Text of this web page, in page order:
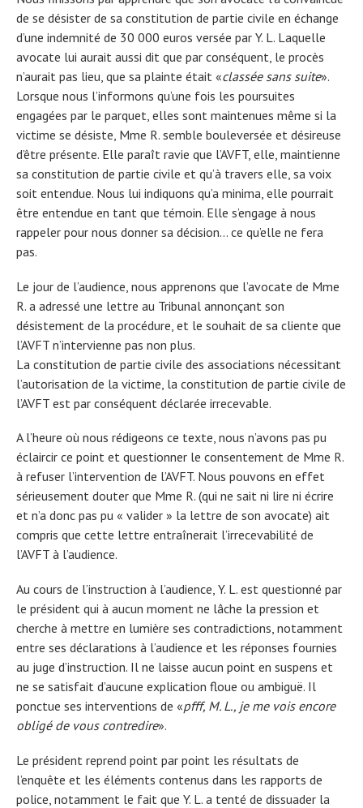
de se désister de sa constitution de partie civile en échange
d’une indemnité de 30 000 euros versée par Y. L. Laquelle
avocate lui aurait aussi dit que par conséquent, le procès
n’aurait pas lieu, que sa plainte était «classée sans suite».
Lorsque nous l’informons qu’une fois les poursuites
engagées par le parquet, elles sont maintenues même si la
victime se désiste, Mme R. semble bouleversée et désireuse
d’être présente. Elle paraît ravie que l’AVFT, elle, maintienne
sa constitution de partie civile et qu’à travers elle, sa voix
soit entendue. Nous lui indiquons qu’a minima, elle pourrait
être entendue en tant que témoin. Elle s’engage à nous
rappeler pour nous donner sa décision… ce qu’elle ne fera
pas.
Le jour de l’audience, nous apprenons que l’avocate de Mme
R. a adressé une lettre au Tribunal annonçant son
désistement de la procédure, et le souhait de sa cliente que
l’AVFT n’intervienne pas non plus.
La constitution de partie civile des associations nécessitant
l’autorisation de la victime, la constitution de partie civile de
l’AVFT est par conséquent déclarée irrecevable.
A l’heure où nous rédigeons ce texte, nous n’avons pas pu
éclaircir ce point et questionner le consentement de Mme R.
à refuser l’intervention de l’AVFT. Nous pouvons en effet
sérieusement douter que Mme R. (qui ne sait ni lire ni écrire
et n’a donc pas pu « valider » la lettre de son avocate) ait
compris que cette lettre entraînerait l’irrecevabilité de
l’AVFT à l’audience.
Au cours de l’instruction à l’audience, Y. L. est questionné par
le président qui à aucun moment ne lâche la pression et
cherche à mettre en lumière ses contradictions, notamment
entre ses déclarations à l’audience et les réponses fournies
au juge d’instruction. Il ne laisse aucun point en suspens et
ne se satisfait d’aucune explication floue ou ambiguë. Il
ponctue ses interventions de «pfff, M. L., je me vois encore
obligé de vous contredire».
Le président reprend point par point les résultats de
l’enquête et les éléments contenus dans les rapports de
police, notamment le fait que Y. L. a tenté de dissuader la